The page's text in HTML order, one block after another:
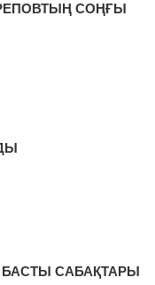
СОҢҒЫ
БАСТЫ САБАҚТАРЫ